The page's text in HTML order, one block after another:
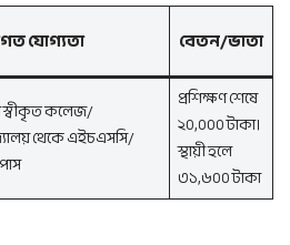
যোগ্যতা বেতন/ভাতা
কলেজ/
থেকে এইচএসসি/
প্রশিক্ষণ শেষে
২০,০০০ টাকা।
স্থায়ী হলে
৩১,৬০০ টাকা